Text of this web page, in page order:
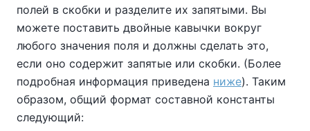
полей в скобки и разделите их запятыми. Вы
можете поставить двойные кавычки вокруг
любого значения поля и должны сделать это,
если оно содержит запятые или скобки. (Более
подробная информация приведена ниже). Таким
образом, общий формат составной константы
следующий: